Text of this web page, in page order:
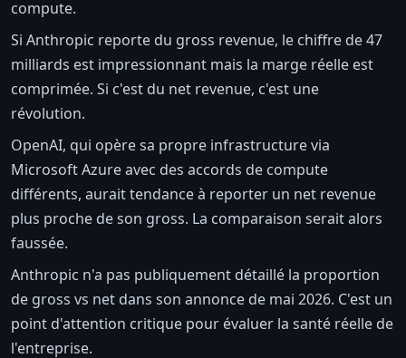
compute.
Si Anthropic reporte du gross revenue, le chiffre de 47
milliards est impressionnant mais la marge réelle est
comprimée. Si c'est du net revenue, c'est une
révolution.
OpenAI, qui opère sa propre infrastructure via
Microsoft Azure avec des accords de compute
différents, aurait tendance à reporter un net revenue
plus proche de son gross. La comparaison serait alors
faussée.
Anthropic n'a pas publiquement détaillé la proportion
de gross vs net dans son annonce de mai 2026. C'est un
point d'attention critique pour évaluer la santé réelle de
l'entreprise.